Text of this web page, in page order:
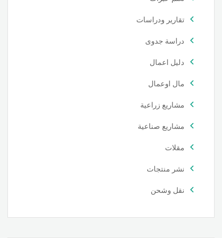
تقارير ودراسات
دراسة جدوى
دليل اعمال
مال اوعمال
مشاريع زراعية
مشاريع صناعية
مقلات
نشر منتجات
نقل وشحن